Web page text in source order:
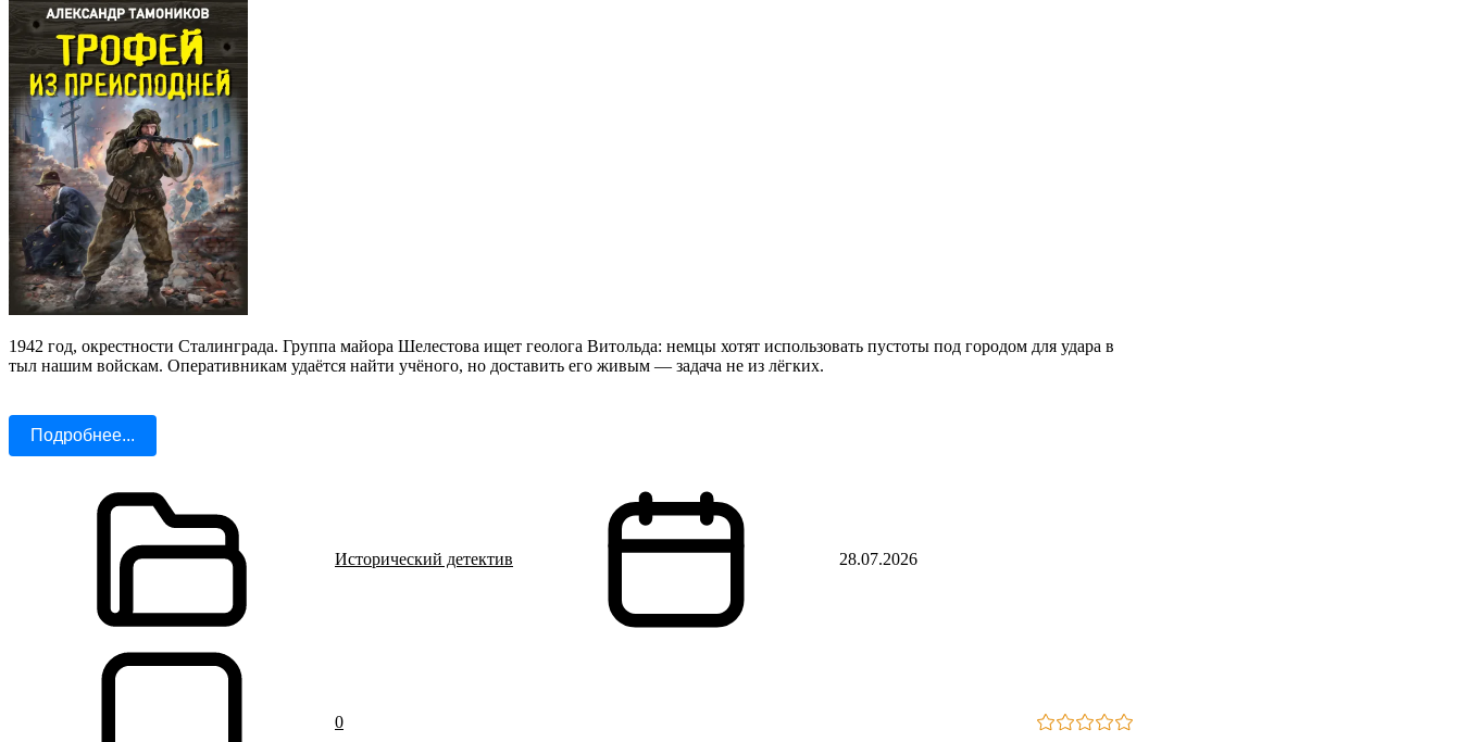
1942 год, окрестности Сталинграда. Группа майора Шелестова ищет геолога Витольда: немцы хотят использовать пустоты под городом для удара в
тыл нашим войскам. Оперативникам удаётся найти учёного, но доставить его живым — задача не из лёгких.
Подробнее...
Исторический детектив 28.07.2026
0